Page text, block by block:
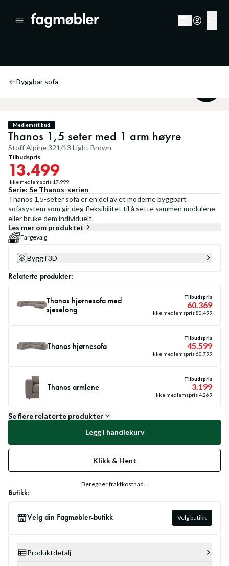
Byggbar sofa
Medlemstilbud
Thanos 1,5 seter med 1 arm høyre
Stoff Alpine 321/13 Light Brown
Tilbudspris
13.499
Ikke medlemspris 17.999
Serie: Se Thanos-serien
Thanos 1,5-seter sofa er en del av et moderne byggbart
sofasystem som gir deg fleksibilitet til å sette sammen modulene
eller bruke dem individuelt.
Les mer om produktet
Fargevalg
Bygg i 3D
Relaterte produkter:
Thanos hjørnesofa med
sjeselong
Tilbudspris
60.369
Ikke medlemspris80.499
Thanos hjørnesofa
Tilbudspris
45.599
Ikke medlemspris60.799
Thanos armlene
Tilbudspris
3.199
Ikke medlemspris4.269
Se flere relaterte produkter
Legg i handlekurv
Klikk & Hent
Beregner fraktkostnad...
Butikk:
Velg din Fagmøbler-butikk Velg butikk
Produktdetalj